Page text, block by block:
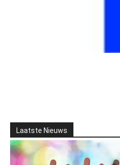
Laatste Nieuws